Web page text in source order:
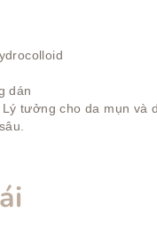
dán
tưởng cho da mụn và